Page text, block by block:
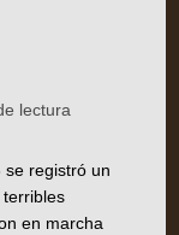
lectura
se registró un
en marcha